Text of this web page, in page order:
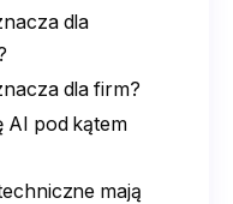
dla
dla firm?
AI pod kątem
mają